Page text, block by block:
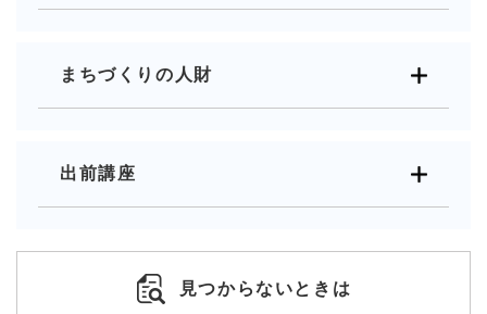
まちづくりの人財
出前講座
見つからないときは